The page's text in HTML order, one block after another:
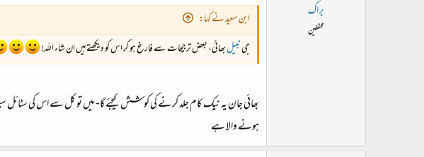
براک
محفلین
ابن سعید نے کہا:
جینبیلبھائی، بعض ترجیحات سے فارغ ہو کر اس کو دیکھتے ہیں ان شاء اللہ!
بھائی جان یہ نیک کام جلد کرنے کی کوشش کیجئے گا- میں تو کل سے اس کی سٹائل
ہونے والا ہے